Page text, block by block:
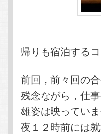
帰りも宿泊する
前回，前々回の
残念ながら，仕
雄姿は映っていま
夜１２時前には就